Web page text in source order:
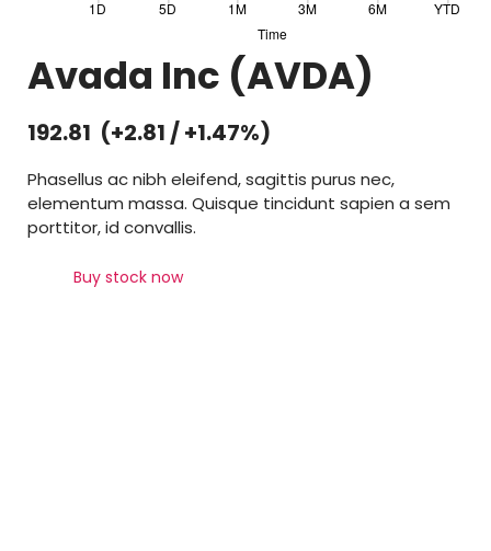
Avada Inc (AVDA)
192.81 (+2.81 /+1.47%)
Phasellus ac nibh eleifend, sagittis purus nec,
elementum massa. Quisque tincidunt sapien a sem
porttitor, id convallis.
Buy stock now